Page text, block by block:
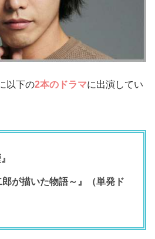
以下の2本のドラマに出演してい
郎が描いた物語～』（単発ド